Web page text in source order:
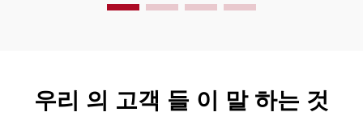
우리 의 고객 들 이 말 하는 것